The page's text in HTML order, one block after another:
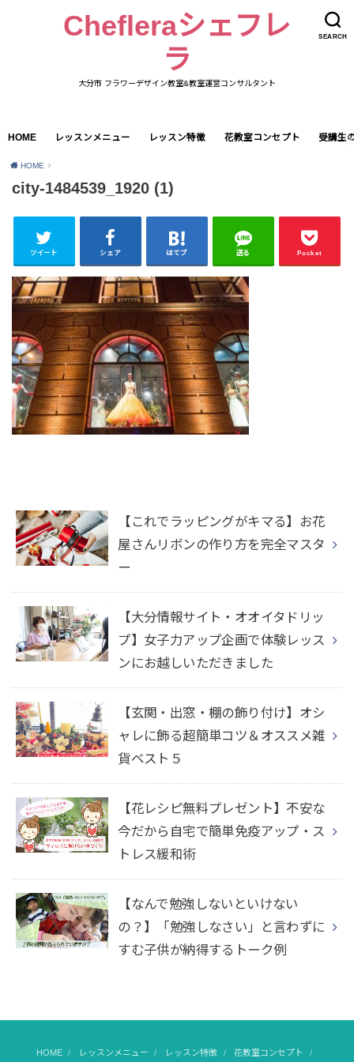
SEARCH
Chefleraシェフレ
ラ
大分市 フラワーデザイン教室&教室運営コンサルタント
HOME レッスンメニュー レッスン特徴 花教室コンセプト 受講生
HOME
city-1484539_1920 (1)
ツイート シェア はてブ 送る Pocket
【これでラッピングがキマる】お花
屋さんリボンの作り方を完全マスタ
ー
【大分情報サイト・オオイタドリッ
プ】女子力アップ企画で体験レッス
ンにお越しいただきました
【玄関・出窓・棚の飾り付け】オシ
ャレに飾る超簡単コツ＆オススメ雑
貨ベスト５
【花レシピ無料プレゼント】不安な
今だから自宅で簡単免疫アップ・ス
トレス緩和術
【なんで勉強しないといけない
の？】「勉強しなさい」と言わずに
すむ子供が納得するトーク例
HOME レッスンメニュー レッスン特徴 花教室コンセプト